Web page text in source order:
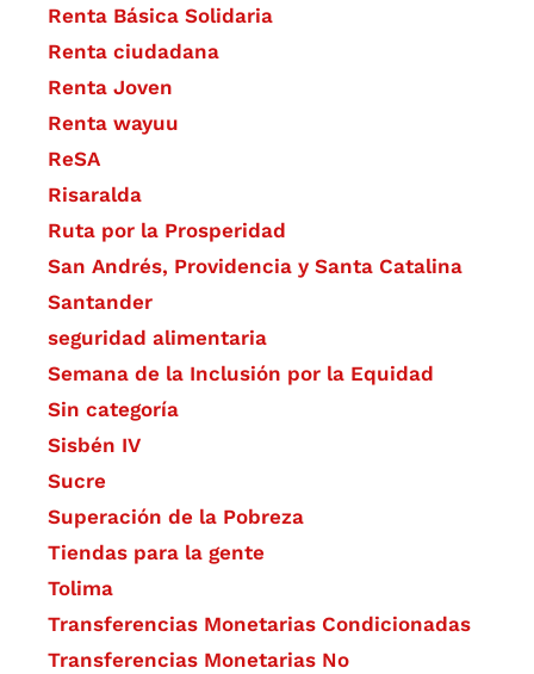
Renta Básica Solidaria
Renta ciudadana
Renta Joven
Renta wayuu
ReSA
Risaralda
Ruta por la Prosperidad
San Andrés, Providencia y Santa Catalina
Santander
seguridad alimentaria
Semana de la Inclusión por la Equidad
Sin categoría
Sisbén IV
Sucre
Superación de la Pobreza
Tiendas para la gente
Tolima
Transferencias Monetarias Condicionadas
Transferencias Monetarias No